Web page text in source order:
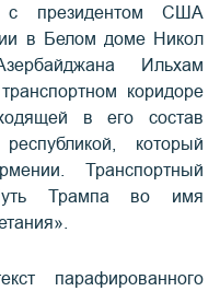
с президентом США
в Белом доме Никол
Ильхам
коридоре
в его состав
который
Транспортный
Трампа во имя
парафированного